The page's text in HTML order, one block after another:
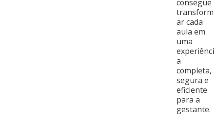
consegue
transform
ar cada
aula em
uma
experiênci
a
completa,
segura e
eficiente
para a
gestante.